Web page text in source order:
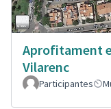
Aprofitament
Vilarenc
Participantes